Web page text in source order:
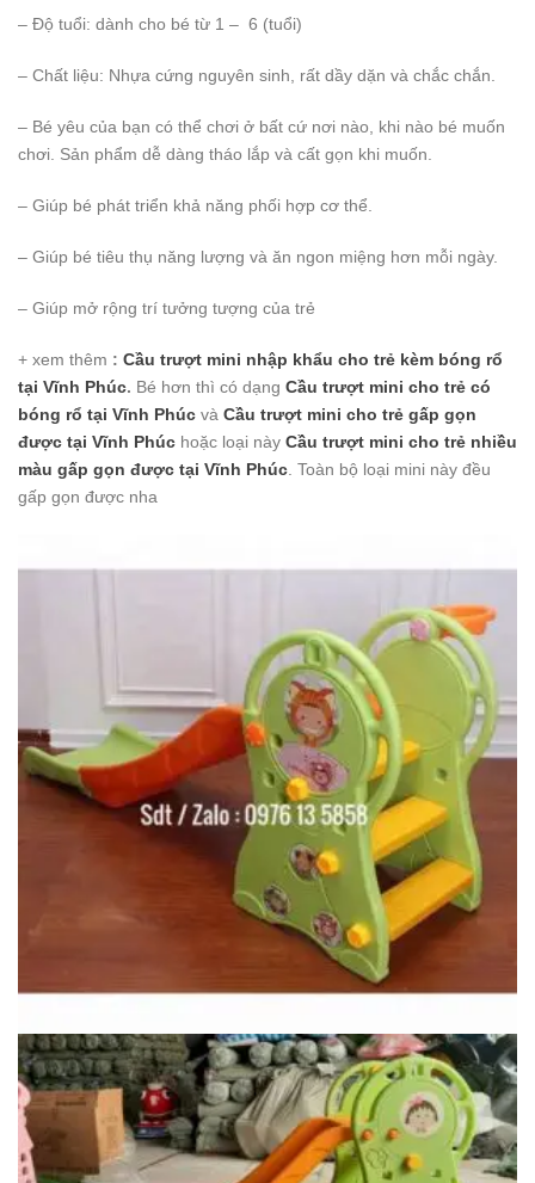
– Độ tuổi: dành cho bé từ 1 – 6 (tuổi)
– Chất liệu: Nhựa cứng nguyên sinh, rất dầy dặn và chắc chắn.
– Bé yêu của bạn có thể chơi ở bất cứ nơi nào, khi nào bé muốn
chơi. Sản phẩm dễ dàng tháo lắp và cất gọn khi muốn.
– Giúp bé phát triển khả năng phối hợp cơ thể.
– Giúp bé tiêu thụ năng lượng và ăn ngon miệng hơn mỗi ngày.
– Giúp mở rộng trí tưởng tượng của trẻ
+ xem thêm : Cầu trượt mini nhập khẩu cho trẻ kèm bóng rổ
tại Vĩnh Phúc. Bé hơn thì có dạng Cầu trượt mini cho trẻ có
bóng rổ tại Vĩnh Phúc và Cầu trượt mini cho trẻ gấp gọn
được tại Vĩnh Phúc hoặc loại này Cầu trượt mini cho trẻ nhiều
màu gấp gọn được tại Vĩnh Phúc . Toàn bộ loại mini này đều
gấp gọn được nha